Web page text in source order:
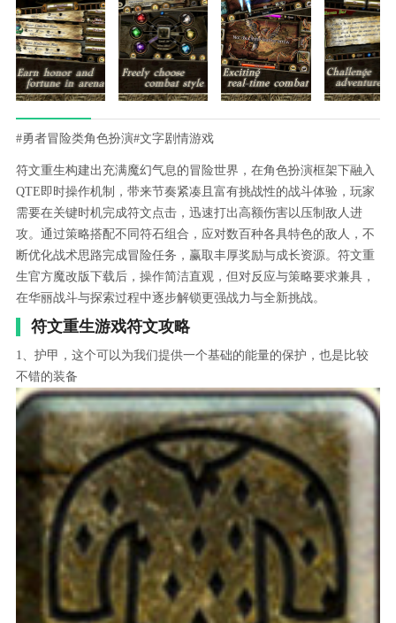
#勇者冒险类角色扮演#文字剧情游戏
符文重生构建出充满魔幻气息的冒险世界，在角色扮演框架下融入
QTE即时操作机制，带来节奏紧凑且富有挑战性的战斗体验，玩家
需要在关键时机完成符文点击，迅速打出高额伤害以压制敌人进
攻。通过策略搭配不同符石组合，应对数百种各具特色的敌人，不
断优化战术思路完成冒险任务，赢取丰厚奖励与成长资源。符文重
生官方魔改版下载后，操作简洁直观，但对反应与策略要求兼具，
在华丽战斗与探索过程中逐步解锁更强战力与全新挑战。
符文重生游戏符文攻略
1、护甲，这个可以为我们提供一个基础的能量的保护，也是比较
不错的装备